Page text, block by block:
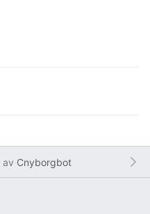
av Cnyborgbot